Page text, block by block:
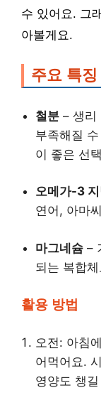
수 있어요. 그
아볼게요.
주요 특징
철분 – 생리
부족해질
이 좋은 선
오메가-3
연어, 아마
마그네슘 –
되는 복합
활용 방법
오전: 아침
어먹어요.
영양도 챙